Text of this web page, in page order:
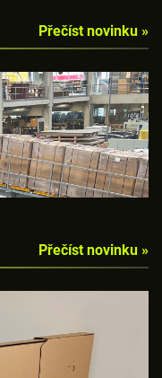
Přečíst novinku »
Přečíst novinku »